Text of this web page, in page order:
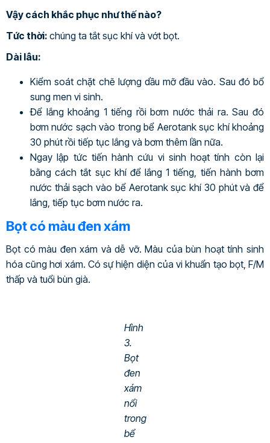
Vậy cách khắc phục như thế nào?
Tức thời: chúng ta tắt sục khí và vớt bọt.
Dài lâu:
Kiểm soát chặt chẽ lượng dầu mỡ đầu vào. Sau đó bổ
sung men vi sinh.
Để lắng khoảng 1 tiếng rồi bơm nước thải ra. Sau đó
bơm nước sạch vào trong bể Aerotank sục khí khoảng
30 phút rồi tiếp tục lắng và bơm thêm lần nữa.
Ngay lập tức tiến hành cứu vi sinh hoạt tính còn lại
bằng cách tắt sục khí để lắng 1 tiếng, tiến hành bơm
nước thải sạch vào bể Aerotank sục khí 30 phút và để
lắng, tiếp tục bơm nước ra.
Bọt có màu đen xám
Bọt có màu đen xám và dễ vỡ. Màu của bùn hoạt tính sinh
hóa cũng hơi xám. Có sự hiện diện của vi khuẩn tạo bọt, F/M
thấp và tuổi bùn già.
Hình
3.
Bọt
đen
xám
nổi
trong
bể